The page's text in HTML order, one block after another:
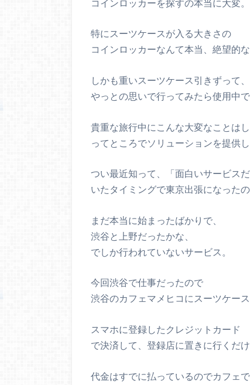
コインロッカーを探すの本当に大変。
特にスーツケースが入る大きさの
コインロッカーなんて本当、絶望的な
しかも重いスーツケース引きずって、
やっとの思いで行ってみたら使用中
貴重な旅行中にこんな大変なことはし
ってところでソリューションを提供
つい最近知って、「面白いサービス
いたタイミングで東京出張になった
まだ本当に始まったばかりで、
渋谷と上野だったかな、
でしか行われていないサービス。
今回渋谷で仕事だったので
渋谷のカフェマメヒコにスーツケース
スマホに登録したクレジットカード
で決済して、登録店に置きに行くだけ
代金はすでに払っているのでカフェで